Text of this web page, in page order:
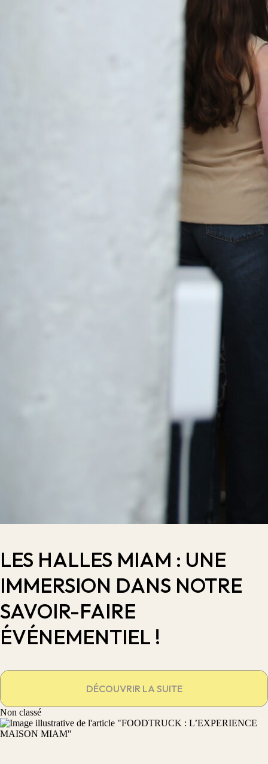
LES HALLES MIAM : UNE
IMMERSION DANS NOTRE
SAVOIR-FAIRE
ÉVÉNEMENTIEL !
DÉCOUVRIR LA SUITE
Non classé